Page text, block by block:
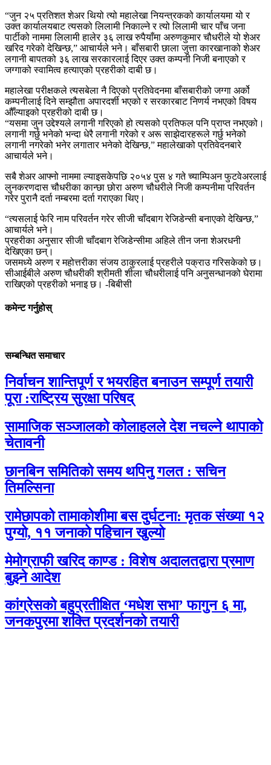
“जुन २५ प्रतिशत शेअर थियो त्यो महालेखा नियन्त्रकको कार्यालयमा यो र
उक्त कार्यालयबाट त्यसको लिलामी निकाल्ने र त्यो लिलामी चार पाँच जना
पार्टीको नाममा लिलामी हालेर ३६ लाख रुपैयाँमा अरुणकुमार चौधरीले यो शेअर
खरिद गरेको देखिन्छ,” आचार्यले भने। बाँसबारी छाला जुत्ता कारखानाको शेअर
लगानी बापतको ३६ लाख सरकारलाई दिएर उक्त कम्पनी निजी बनाएको र
जग्गाको स्वामित्व हत्याएको प्रहरीको दाबी छ।
महालेखा परीक्षकले त्यसबेला नै दिएको प्रतिवेदनमा बाँसबारीको जग्गा अर्को
कम्पनीलाई दिने सम्झौता अपारदर्शी भएको र सरकारबाट निणर्य नभएको विषय
औँल्याइको प्रहरीको दाबी छ।
“यसमा जुन उद्देश्यले लगानी गरिएको हो त्यसको प्रतिफल पनि प्राप्त नभएको।
लगानी गर्छु भनेको भन्दा धेरै लगानी गरेको र अरू साझेदारहरूले गर्छु भनेको
लगानी नगरेको भनेर लगातार भनेको देखिन्छ,” महालेखाको प्रतिवेदनबारे
आचार्यले भने।
सबै शेअर आफ्नो नाममा ल्याइसकेपछि २०५४ पुस ४ गते च्याम्पिअन फुटवेअरलाई
लुनकरणदास चौधरीका कान्छा छोरा अरुण चौधरीले निजी कम्पनीमा परिवर्तन
गरेर पुरानै दर्ता नम्बरमा दर्ता गराएका थिए।
“त्यसलाई फेरि नाम परिवर्तन गरेर सीजी चाँदबाग रेजिडेन्सी बनाएको देखिन्छ,”
आचार्यले भने।
प्रहरीका अनुसार सीजी चाँदबाग रेजिडेन्सीमा अहिले तीन जना शेअरधनी
देखिएका छन्।
जसमध्ये अरुण र महोत्तरीका संजय ठाकुरलाई प्रहरीले पक्राउ गरिसकेको छ।
सीआईबीले अरुण चौधरीकी श्रीमती शीला चौधरीलाई पनि अनुसन्धानको घेरामा
राखिएको प्रहरीको भनाइ छ। -बिबीसी
कमेन्ट गर्नुहोस्
सम्बन्धित समाचार
निर्वाचन शान्तिपूर्ण र भयरहित बनाउन सम्पूर्ण तयारी
पूरा :राष्ट्रिय सुरक्षा परिषद्
सामाजिक सञ्जालको कोलाहलले देश नचल्ने थापाको
चेतावनी
छानबिन समितिको समय थपिनु गलत : सचिन
तिमल्सिना
रामेछापको तामाकोशीमा बस दुर्घटना: मृतक संख्या १२
पुग्यो, ११ जनाको पहिचान खुल्यो
मेमोग्राफी खरिद काण्ड : विशेष अदालतद्वारा प्रमाण
बुझ्ने आदेश
कांग्रेसको बहुप्रतीक्षित ‘मधेश सभा’ फागुन ६ मा,
जनकपुरमा शक्ति प्रदर्शनको तयारी